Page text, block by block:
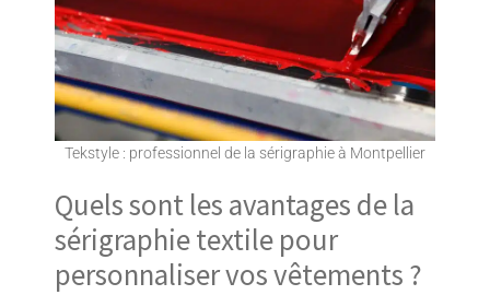
Tekstyle : professionnel de la sérigraphie à Montpellier
Quels sont les avantages de la
sérigraphie textile pour
personnaliser vos vêtements ?